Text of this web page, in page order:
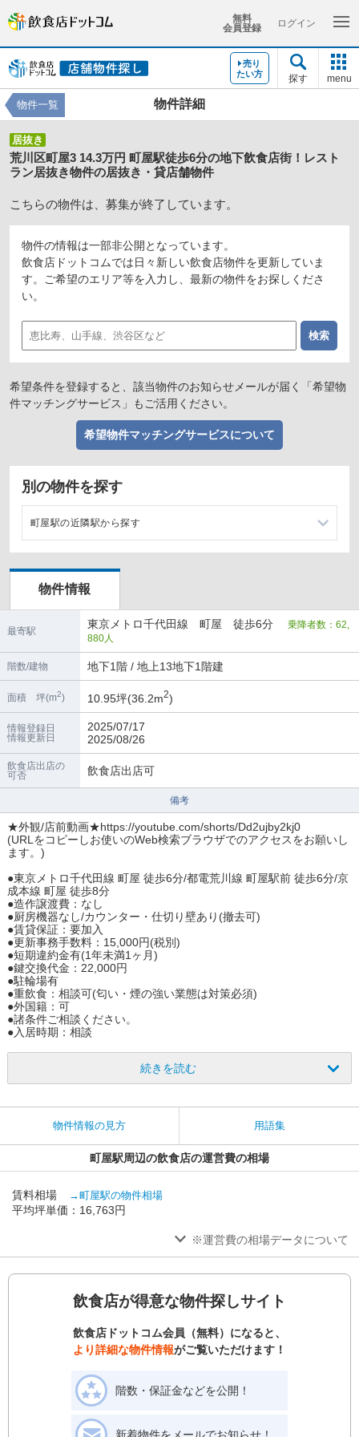
無料
会員登録
ログイン
売り
たい方
探す menu
物件詳細
物件一覧
居抜き
荒川区町屋3 14.3万円 町屋駅徒歩6分の地下飲食店街！レスト
ラン居抜き物件の居抜き・貸店舗物件
こちらの物件は、募集が終了しています。
物件の情報は一部非公開となっています。
飲食店ドットコムでは日々新しい飲食店物件を更新していま
す。ご希望のエリア等を入力し、最新の物件をお探しくださ
い。
希望条件を登録すると、該当物件のお知らせメールが届く「希望物
件マッチングサービス」もご活用ください。
希望物件マッチングサービスについて
別の物件を探す
町屋駅の近隣駅から探す
北千住駅の店舗物件・貸店舗・テナント一覧
新三河島駅の店舗物件・貸店舗・テナント一覧
千駄木駅の店舗物件・貸店舗・テナント一覧
物件情報
最寄駅
東京メトロ千代田線 町屋 徒歩6分 乗降者数：62,
880人
階数/建物 地下1階 / 地上13地下1階建
面積 坪(m2) 10.95坪(36.2m2)
情報登録日
情報更新日
2025/07/17
2025/08/26
飲食店出店の
可否
飲食店出店可
備考
★外観/店前動画★https://youtube.com/shorts/Dd2ujby2kj0
(URLをコピーしお使いのWeb検索ブラウザでのアクセスをお願いし
ます。)
●東京メトロ千代田線 町屋 徒歩6分/都電荒川線 町屋駅前 徒歩6分/京
成本線 町屋 徒歩8分
●造作譲渡費：なし
●厨房機器なし/カウンター・仕切り壁あり(撤去可)
●賃貸保証：要加入
●更新事務手数料：15,000円(税別)
●短期違約金有(1年未満1ヶ月)
●鍵交換代金：22,000円
●駐輪場有
●重飲食：相談可(匂い・煙の強い業態は対策必須)
●外国籍：可
●諸条件ご相談ください。
●入居時期：相談
続きを読む
物件情報の見方 用語集
町屋駅周辺の飲食店の運営費の相場
賃料相場 →町屋駅の物件相場
平均坪単価：16,763円
※運営費の相場データについて
飲食店が得意な物件探しサイト
飲食店ドットコム会員（無料）になると、
より詳細な物件情報がご覧いただけます！
階数・保証金などを公開！
新着物件をメールでお知らせ！